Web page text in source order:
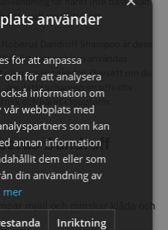
och mer lättskött.
Dandruff Shampoo är dess
hårtyper och kan användas
orsaka skador. Oavsett om du
detta schampo en effektiv
och håret i toppform.
Dandruff
mjäll och minskar klåda och
Säkerhetshyvel - Halmstad
Info
använder
för att anpassa
och för att analysera
information om
vår webbplats med
som kan
annan information
dem eller som
din användning av
mer
Inriktning